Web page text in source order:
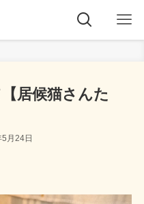
居候猫さんた
月24日